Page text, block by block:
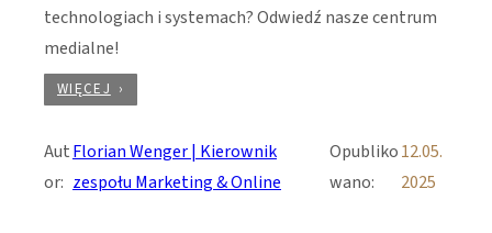
technologiach i systemach? Odwiedź nasze centrum
medialne!
WIĘCEJ
Aut
or:
Florian Wenger | Kierownik
zespołu Marketing & Online
Opubliko
wano:
12.05.
2025